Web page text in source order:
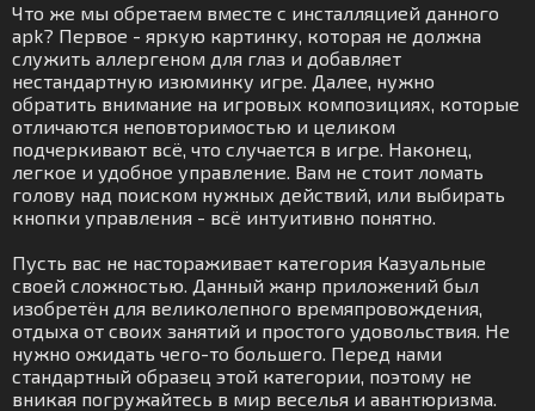
Что же мы обретаем вместе с инсталляцией данного
apk? Первое - яркую картинку, которая не должна
служить аллергеном для глаз и добавляет
нестандартную изюминку игре. Далее, нужно
обратить внимание на игровых композициях, которые
отличаются неповторимостью и целиком
подчеркивают всё, что случается в игре. Наконец,
легкое и удобное управление. Вам не стоит ломать
голову над поиском нужных действий, или выбирать
кнопки управления - всё интуитивно понятно.
Пусть вас не настораживает категория Казуальные
своей сложностью. Данный жанр приложений был
изобретён для великолепного времяпровождения,
отдыха от своих занятий и простого удовольствия. Не
нужно ожидать чего-то большего. Перед нами
стандартный образец этой категории, поэтому не
вникая погружайтесь в мир веселья и авантюризма.